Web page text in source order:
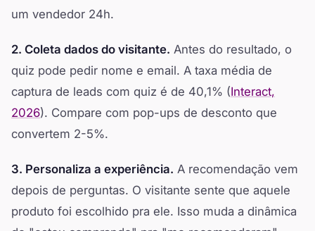
um vendedor 24h.
2. Coleta dados do visitante. Antes do resultado, o
quiz pode pedir nome e email. A taxa média de
captura de leads com quiz é de 40,1% (Interact,
2026). Compare com pop-ups de desconto que
convertem 2-5%.
3. Personaliza a experiência. A recomendação vem
depois de perguntas. O visitante sente que aquele
produto foi escolhido pra ele. Isso muda a dinâmica